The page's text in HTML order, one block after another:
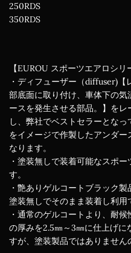
250RDS
350RDS
【EUROU スポーツエアロシリ
・ディフューザー（diffuser)
部底面に取り付け、車体下の
ースを発生させる部品。】を
し、弊社でベストセラーとな
をイメージで作製したアンダ
なります。
・塗装無しで装着可能なスポ
す。
・艶ありゲルコートブラック
塗装無しでそのまま装着し利用
・通常のゲルコートより、耐
の厚みを2.5㎜～3㎜に仕上げに
すが、塗装製品ではありませ